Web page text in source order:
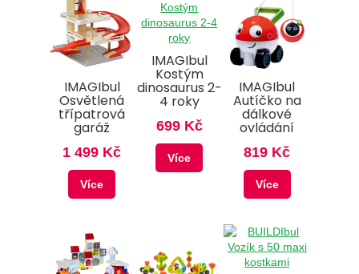
IMAGIbul
Osvětlená
třípatrová
garáž
1 499 Kč
Více
IMAGIbul
Kostým
dinosaurus 2-
4 roky
699 Kč
Více
IMAGIbul
Autíčko na
dálkové
ovládání
819 Kč
Více